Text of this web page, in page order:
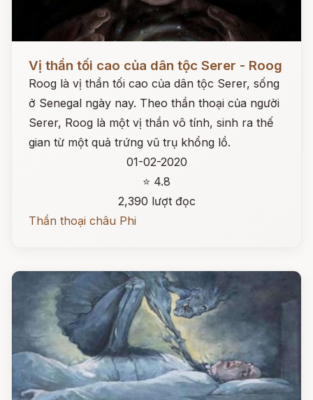
Đọc ngay
Vị thần tối cao của dân tộc Serer - Roog
Roog là vị thần tối cao của dân tộc Serer, sống
ở Senegal ngày nay. Theo thần thoại của người
Serer, Roog là một vị thần vô tính, sinh ra thế
gian từ một quả trứng vũ trụ khổng lồ.
01-02-2020
⭐ 4.8
2,390 lượt đọc
Thần thoại châu Phi